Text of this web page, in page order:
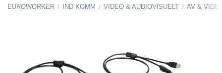
EUROWORKER / IND KOMM / VIDEO & AUDIOVISUELT / AV &